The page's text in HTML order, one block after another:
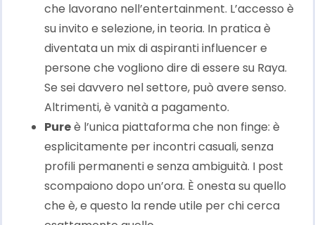
che lavorano nell’entertainment. L’accesso è
su invito e selezione, in teoria. In pratica è
diventata un mix di aspiranti influencer e
persone che vogliono dire di essere su Raya.
Se sei davvero nel settore, può avere senso.
Altrimenti, è vanità a pagamento.
Pureè l’unica piattaforma che non finge: è
esplicitamente per incontri casuali, senza
profili permanenti e senza ambiguità. I post
scompaiono dopo un’ora. È onesta su quello
che è, e questo la rende utile per chi cerca